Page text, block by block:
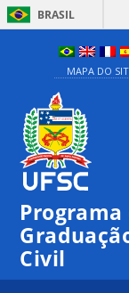
BRASIL
MAPA DO
Programa
Civil